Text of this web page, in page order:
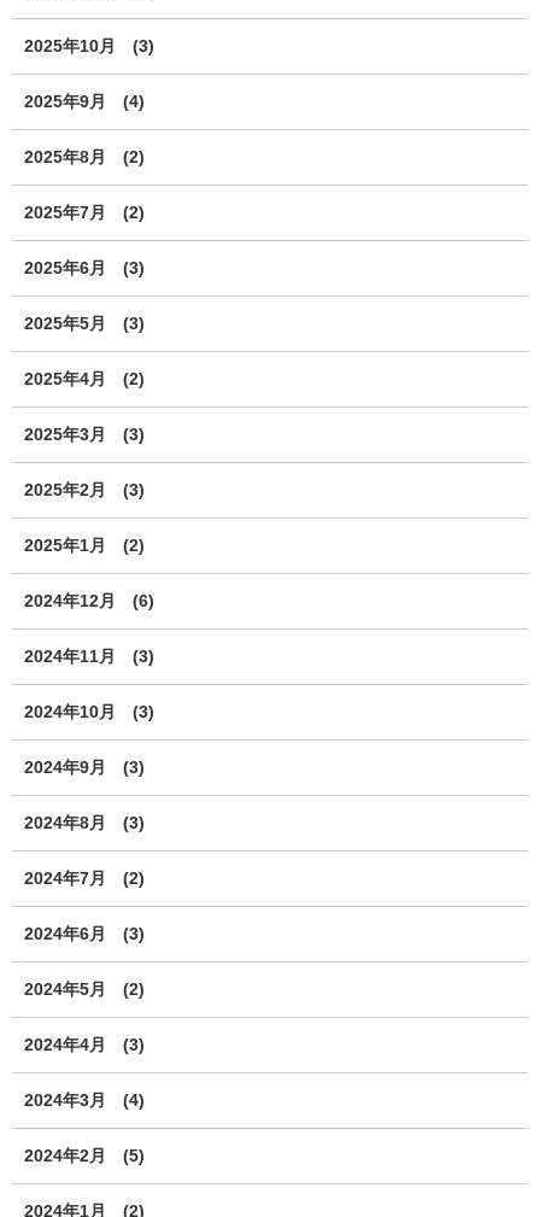
2025年10月 (3)
2025年9月 (4)
2025年8月 (2)
2025年7月 (2)
2025年6月 (3)
2025年5月 (3)
2025年4月 (2)
2025年3月 (3)
2025年2月 (3)
2025年1月 (2)
2024年12月 (6)
2024年11月 (3)
2024年10月 (3)
2024年9月 (3)
2024年8月 (3)
2024年7月 (2)
2024年6月 (3)
2024年5月 (2)
2024年4月 (3)
2024年3月 (4)
2024年2月 (5)
2024年1月 (2)